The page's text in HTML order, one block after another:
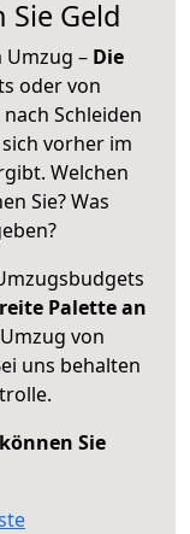
Geld
– Die
oder von
Schleiden
vorher im
Welchen
Sie? Was
Palette an
von
uns behalten
Sie